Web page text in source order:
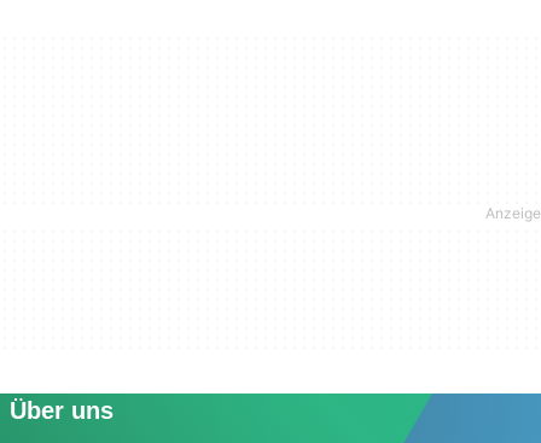
Über uns